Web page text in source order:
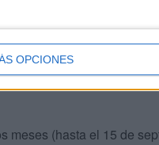
OPCIONES
(hasta el 15 de